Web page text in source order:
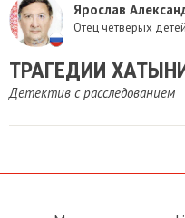
Ярослав
Отец четверых детей
ТРАГЕДИИ
Детектив с расследованием